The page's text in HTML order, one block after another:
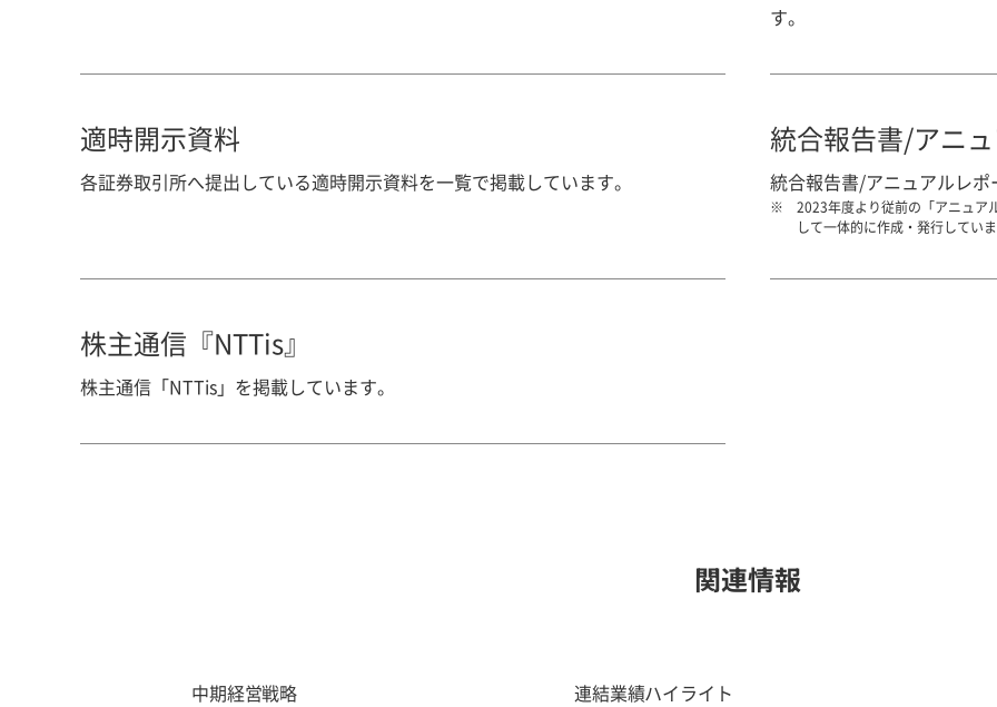
す。
適時開示資料
各証券取引所へ提出している適時開示資料を一覧で掲載しています。
統合報告書/アニ
統合報告書/アニュアルレポ
2023年度より従前の「アニュア
して一体的に作成・発行していま
株主通信『NTTis』
株主通信「NTTis」を掲載しています。
関連情報
中期経営戦略 連結業績ハイライト